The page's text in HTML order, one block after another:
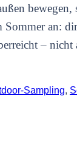
an:
–
Sampling,